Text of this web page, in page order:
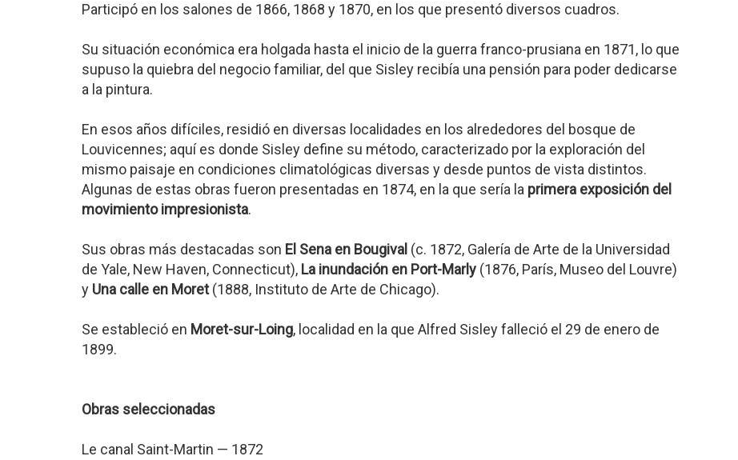
Participó en los salones de 1866, 1868 y 1870, en los que presentó diversos cuadros.
Su situación económica era holgada hasta el inicio de la guerra franco-prusiana en 1871, lo que
supuso la quiebra del negocio familiar, del que Sisley recibía una pensión para poder dedicarse
a la pintura.
En esos años difíciles, residió en diversas localidades en los alrededores del bosque de
Louvicennes; aquí es donde Sisley define su método, caracterizado por la exploración del
mismo paisaje en condiciones climatológicas diversas y desde puntos de vista distintos.
Algunas de estas obras fueron presentadas en 1874, en la que sería la primera exposición del
movimiento impresionista.
Sus obras más destacadas son El Sena en Bougival (c. 1872, Galería de Arte de la Universidad
de Yale, New Haven, Connecticut), La inundación en Port-Marly (1876, París, Museo del Louvre)
y Una calle en Moret(1888, Instituto de Arte de Chicago).
Se estableció en Moret-sur-Loing, localidad en la que Alfred Sisley falleció el 29 de enero de
1899.
Obras seleccionadas
Le canal Saint-Martin — 1872